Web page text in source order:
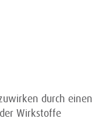
durch einen
Wirkstoffe